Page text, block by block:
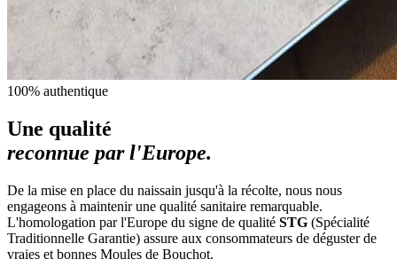
100% authentique
Une qualité
reconnue par l'Europe.
De la mise en place du naissain jusqu'à la récolte, nous nous
engageons à maintenir une qualité sanitaire remarquable.
L'homologation par l'Europe du signe de qualité STG (Spécialité
Traditionnelle Garantie) assure aux consommateurs de déguster de
vraies et bonnes Moules de Bouchot.